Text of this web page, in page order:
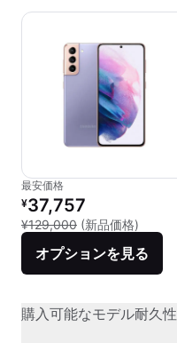
最安価格
リファービッシュ品の価格：
¥37,757
¥129,000 (新品価格)
オプションを見る
購入可能なモデル耐久性